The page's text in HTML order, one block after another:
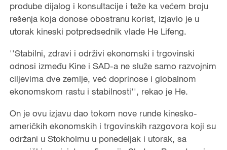
prodube dijalog i konsultacije i teže ka većem broju
rešenja koja donose obostranu korist, izjavio je u
utorak kineski potpredsednik vlade He Lifeng.
''Stabilni, zdravi i održivi ekonomski i trgovinski
odnosi između Kine i SAD-a ne služe samo razvojnim
ciljevima dve zemlje, već doprinose i globalnom
ekonomskom rastu i stabilnosti'', rekao je He.
On je ovu izjavu dao tokom nove runde kinesko-
američkih ekonomskih i trgovinskih razgovora koji su
održani u Stokholmu u ponedeljak i utorak, sa